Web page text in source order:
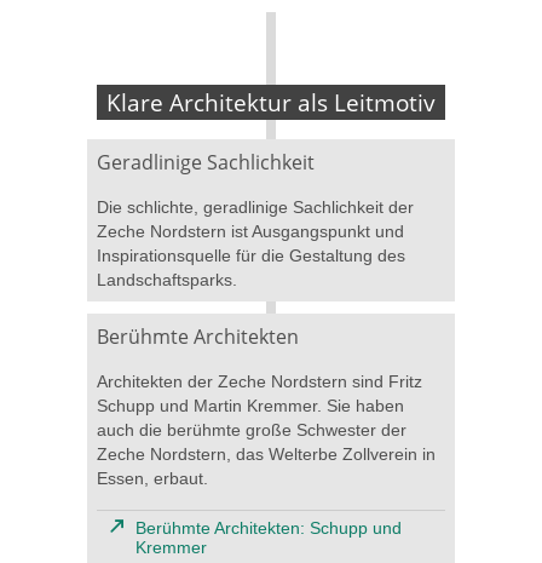
Klare Architektur als Leitmotiv
Geradlinige Sachlichkeit
Die schlichte, geradlinige Sachlichkeit der
Zeche Nordstern ist Ausgangspunkt und
Inspirationsquelle für die Gestaltung des
Landschaftsparks.
Berühmte Architekten
Architekten der Zeche Nordstern sind Fritz
Schupp und Martin Kremmer. Sie haben
auch die berühmte große Schwester der
Zeche Nordstern, das Welterbe Zollverein in
Essen, erbaut.
Berühmte Architekten: Schupp und
Kremmer